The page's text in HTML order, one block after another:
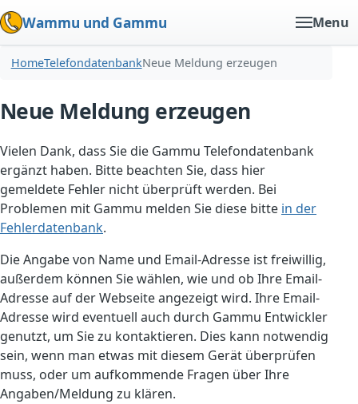
Wammu und Gammu Menu
HomeTelefondatenbankNeue Meldung erzeugen
Neue Meldung erzeugen
Vielen Dank, dass Sie die Gammu Telefondatenbank
ergänzt haben. Bitte beachten Sie, dass hier
gemeldete Fehler nicht überprüft werden. Bei
Problemen mit Gammu melden Sie diese bitte in der
Fehlerdatenbank.
Die Angabe von Name und Email-Adresse ist freiwillig,
außerdem können Sie wählen, wie und ob Ihre Email-
Adresse auf der Webseite angezeigt wird. Ihre Email-
Adresse wird eventuell auch durch Gammu Entwickler
genutzt, um Sie zu kontaktieren. Dies kann notwendig
sein, wenn man etwas mit diesem Gerät überprüfen
muss, oder um aufkommende Fragen über Ihre
Angaben/Meldung zu klären.